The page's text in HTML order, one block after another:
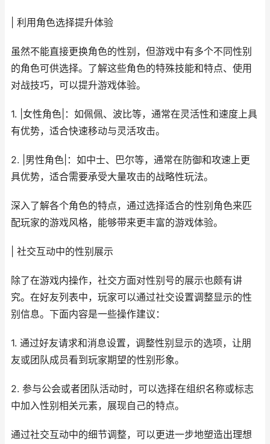
| 利用角色选择提升体验
虽然不能直接更换角色的性别，但游戏中有多个不同性别
的角色可供选择。了解这些角色的特殊技能和特点、使用
对战技巧，可以提升游戏体验。
1. |女性角色|：如佩佩、波比等，通常在灵活性和速度上具
有优势，适合快速移动与灵活攻击。
2. |男性角色|：如中士、巴尔等，通常在防御和攻速上更
具优势，适合需要承受大量攻击的战略性玩法。
深入了解各个角色的特点，通过选择适合的性别角色来匹
配玩家的游戏风格，能够带来更丰富的游戏体验。
| 社交互动中的性别展示
除了在游戏内操作，社交方面对性别号的展示也颇有讲
究。在好友列表中，玩家可以通过社交设置调整显示的性
别信息。下面内容是一些操作建议：
1. 通过好友请求和消息设置，调整性别显示的选项，让朋
友或团队成员看到玩家期望的性别形象。
2. 参与公会或者团队活动时，可以选择在组织名称或标志
中加入性别相关元素，展现自己的特点。
通过社交互动中的细节调整，可以更进一步地塑造出理想